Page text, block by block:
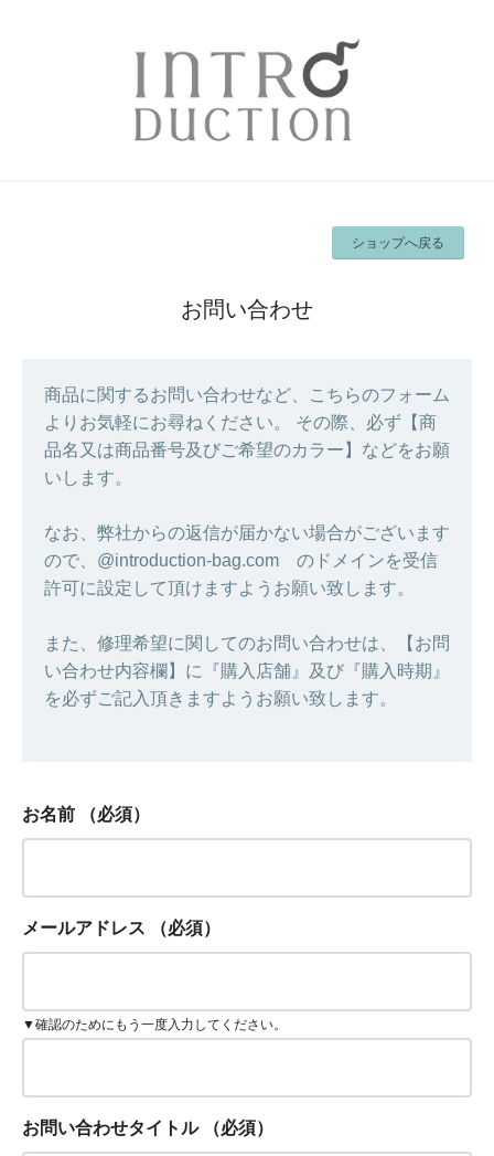
ショップへ戻る
お問い合わせ
商品に関するお問い合わせなど、こちらのフォーム
よりお気軽にお尋ねください。 その際、必ず【商
品名又は商品番号及びご希望のカラー】などをお願
いします。
なお、弊社からの返信が届かない場合がございます
ので、@introduction-bag.com のドメインを受信
許可に設定して頂けますようお願い致します。
また、修理希望に関してのお問い合わせは、【お問
い合わせ内容欄】に『購入店舗』及び『購入時期』
を必ずご記入頂きますようお願い致します。
お名前 （必須）
メールアドレス （必須）
▼確認のためにもう一度入力してください。
お問い合わせタイトル （必須）